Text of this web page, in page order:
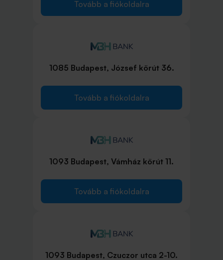
Tovább a fiókoldalra
1085 Budapest, József körút 36.
Tovább a fiókoldalra
1093 Budapest, Vámház körút 11.
Tovább a fiókoldalra
1093 Budapest, Czuczor utca 2-10.